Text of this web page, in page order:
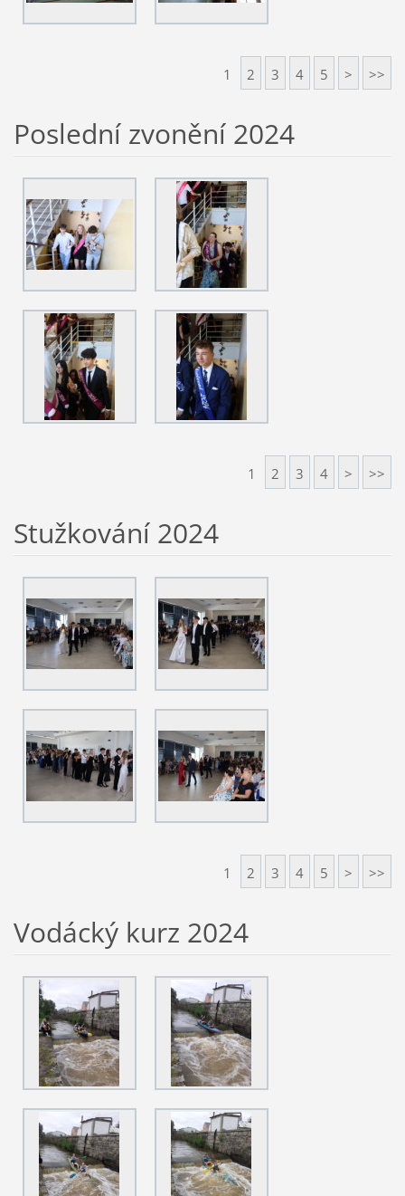
1 2 3 4 5 > >>
Poslední zvonění 2024
1 2 3 4 > >>
Stužkování 2024
1 2 3 4 5 > >>
Vodácký kurz 2024